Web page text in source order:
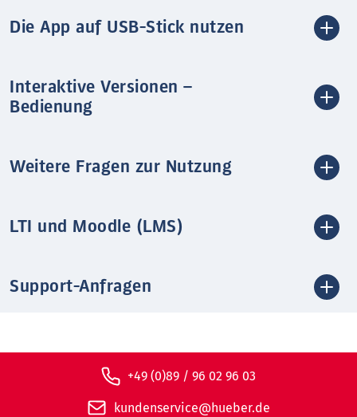
Die App auf USB-Stick nutzen
Interaktive Versionen –
Bedienung
Weitere Fragen zur Nutzung
LTI und Moodle (LMS)
Support-Anfragen
+49 (0)89 / 96 02 96 03
kundenservice@hueber.de